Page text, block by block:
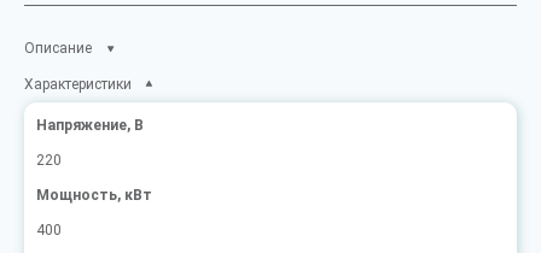
Описание
Характеристики
Напряжение, В
220
Мощность, кВт
400